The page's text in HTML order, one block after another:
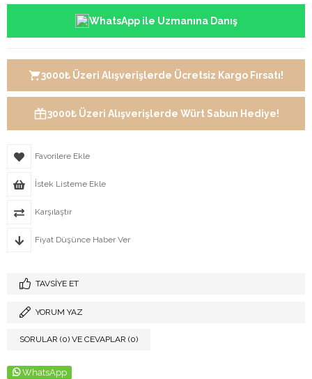
WhatsApp ile Uzmanına Danış
3000₺ Üzeri Alışverişlerde Ücretsiz Kargo Fırsatı!
3000₺ Üzeri Alışverişlerde Würt Sabun Hediye!
Favorilere Ekle
İstek Listeme Ekle
Karşılaştır
Fiyat Düşünce Haber Ver
TAVSIYE ET
YORUM YAZ
SORULAR (0) VE CEVAPLAR (0)
WhatsApp